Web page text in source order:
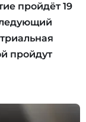
пройдёт 19
пройдут